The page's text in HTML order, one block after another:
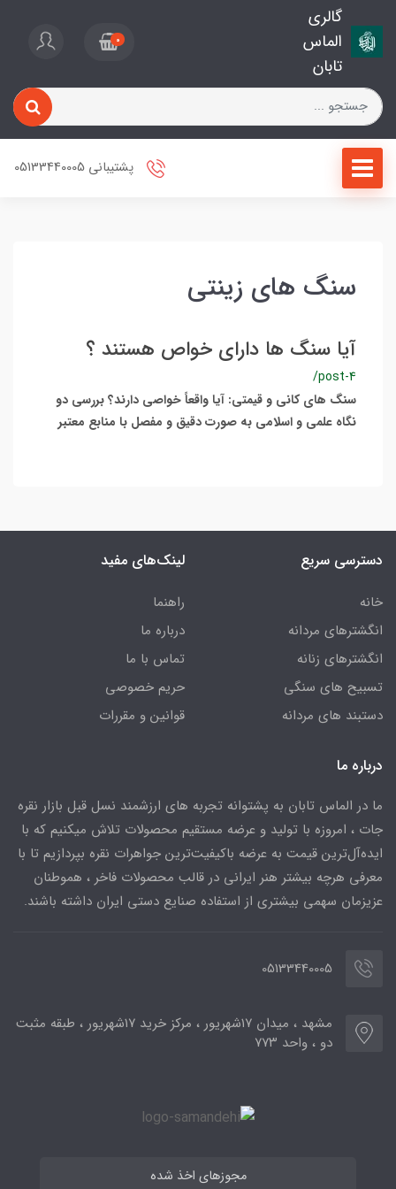
گالری
الماس
تابان
0
پشتیبانی 05133440005
سنگ های زینتی
آیا سنگ ها دارای خواص هستند ؟
/post-4
سنگ های کانی و قیمتی: آیا واقعاً خواصی دارند؟ بررسی دو
نگاه علمی و اسلامی به صورت دقیق و مفصل با منابع معتبر
دسترسی سریع
خانه
انگشترهای مردانه
انگشترهای زنانه
تسبیح های سنگی
دستبند های مردانه
لینک‌های مفید
راهنما
درباره ما
تماس با ما
حریم خصوصی
قوانین و مقررات
درباره ما
ما در الماس تابان به پشتوانه تجربه های ارزشمند نسل قبل بازار نقره
جات ، امروزه با تولید و عرضه مستقیم محصولات تلاش میکنیم که با
ایده‌آل‌ترین قیمت به عرضه باکیفیت‌ترین جواهرات نقره بپردازیم تا با
معرفی هرچه بیشتر هنر ایرانی در قالب محصولات فاخر ، هموطنان
عزیزمان سهمی بیشتری از استفاده صنایع دستی ایران داشته باشند.
05133440005
مشهد ، میدان ۱۷شهریور ، مرکز خرید ۱۷شهریور ، طبقه مثبت
دو ، واحد ۷۷۳
مجوزهای اخذ شده